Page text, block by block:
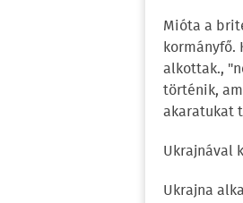
Mióta a
kormányfő.
alkottak.,
történik,
akaratukat
Ukrajnával
Ukrajna